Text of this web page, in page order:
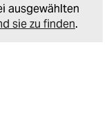
ausgewählten
sie zu finden.